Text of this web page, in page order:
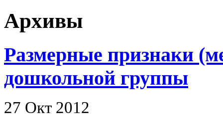
Архивы
Размерные признаки
дошкольной группы
27 Окт 2012